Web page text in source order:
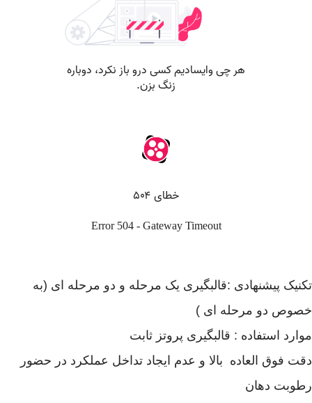
تکنیک پیشنهادی :قالبگیری یک مرحله و دو مرحله ای (به
خصوص دو مرحله ای )
موارد استفاده : قالبگیری پروتز ثابت
دقت فوق العاده بالا و عدم ایجاد تداخل عملکرد در حضور
رطوبت دهان